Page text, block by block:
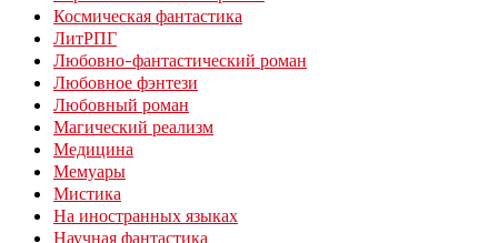
Космическая фантастика
ЛитРПГ
Любовно-фантастический роман
Любовное фэнтези
Любовный роман
Магический реализм
Медицина
Мемуары
Мистика
На иностранных языках
Научная фантастика